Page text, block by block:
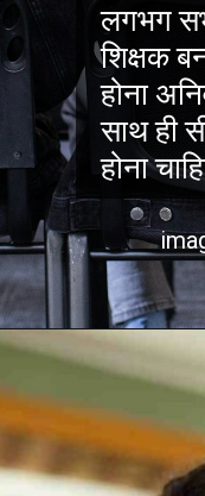
लगभग
शिक्षक
होना
साथ ही
होना